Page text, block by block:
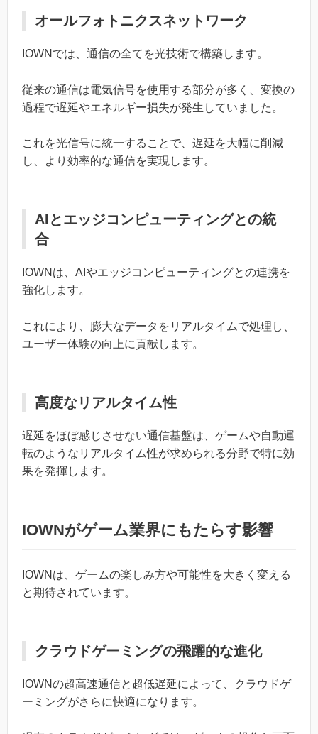
オールフォトニクスネットワーク
IOWNでは、通信の全てを光技術で構築します。
従来の通信は電気信号を使用する部分が多く、変換の
過程で遅延やエネルギー損失が発生していました。
これを光信号に統一することで、遅延を大幅に削減
し、より効率的な通信を実現します。
AIとエッジコンピューティングとの統
合
IOWNは、AIやエッジコンピューティングとの連携を
強化します。
これにより、膨大なデータをリアルタイムで処理し、
ユーザー体験の向上に貢献します。
高度なリアルタイム性
遅延をほぼ感じさせない通信基盤は、ゲームや自動運
転のようなリアルタイム性が求められる分野で特に効
果を発揮します。
IOWNがゲーム業界にもたらす影響
IOWNは、ゲームの楽しみ方や可能性を大きく変える
と期待されています。
クラウドゲーミングの飛躍的な進化
IOWNの超高速通信と超低遅延によって、クラウドゲ
ーミングがさらに快適になります。